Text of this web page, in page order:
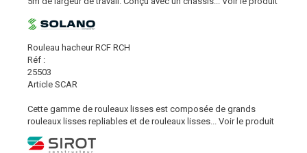
Rouleau hacheur RCF RCH
Réf :
25503
Article SCAR
Cette gamme de rouleaux lisses est composée de grands
rouleaux lisses repliables et de rouleaux lisses...
Voir le produit